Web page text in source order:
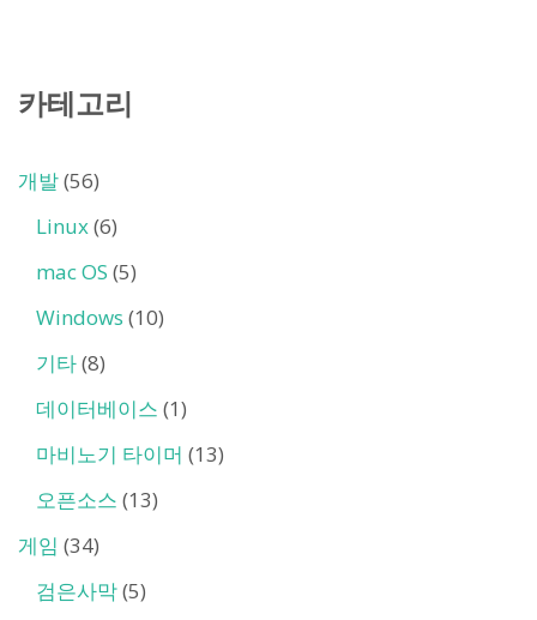
카테고리
개발(56)
Linux(6)
mac OS (5)
Windows (10)
기타(8)
데이터베이스 (1)
마비노기 타이머 (13)
오픈소스 (13)
게임 (34)
검은사막(5)